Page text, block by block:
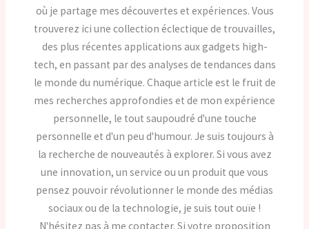
où je partage mes découvertes et expériences. Vous
trouverez ici une collection éclectique de trouvailles,
des plus récentes applications aux gadgets high-
tech, en passant par des analyses de tendances dans
le monde du numérique. Chaque article est le fruit de
mes recherches approfondies et de mon expérience
personnelle, le tout saupoudré d'une touche
personnelle et d'un peu d'humour. Je suis toujours à
la recherche de nouveautés à explorer. Si vous avez
une innovation, un service ou un produit que vous
pensez pouvoir révolutionner le monde des médias
sociaux ou de la technologie, je suis tout ouïe !
N'hésitez pas à me contacter. Si votre proposition